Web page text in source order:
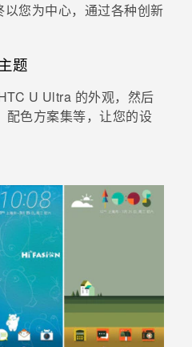
以您为中心，通过各种创新
主题
U Ultra 的外观，然后
配色方案集等，让您的设